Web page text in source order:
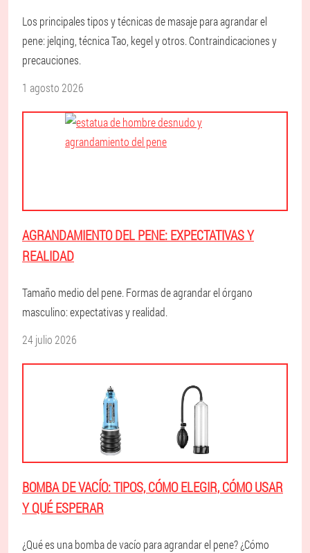
Los principales tipos y técnicas de masaje para agrandar el
pene: jelqing, técnica Tao, kegel y otros. Contraindicaciones y
precauciones.
1 agosto 2026
AGRANDAMIENTO DEL PENE: EXPECTATIVAS Y
REALIDAD
Tamaño medio del pene. Formas de agrandar el órgano
masculino: expectativas y realidad.
24 julio 2026
BOMBA DE VACÍO: TIPOS, CÓMO ELEGIR, CÓMO USAR
Y QUÉ ESPERAR
¿Qué es una bomba de vacío para agrandar el pene? ¿Cómo